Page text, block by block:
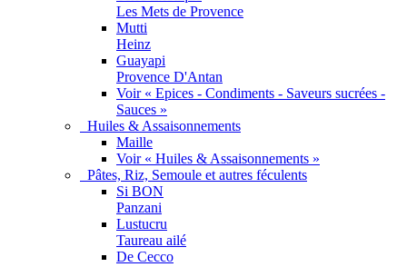
Les Mets de Provence
Mutti
Heinz
Guayapi
Provence D'Antan
Voir « Epices - Condiments - Saveurs sucrées -
Sauces »
Huiles & Assaisonnements
Maille
Voir « Huiles & Assaisonnements »
Pâtes, Riz, Semoule et autres féculents
Si BON
Panzani
Lustucru
Taureau ailé
De Cecco